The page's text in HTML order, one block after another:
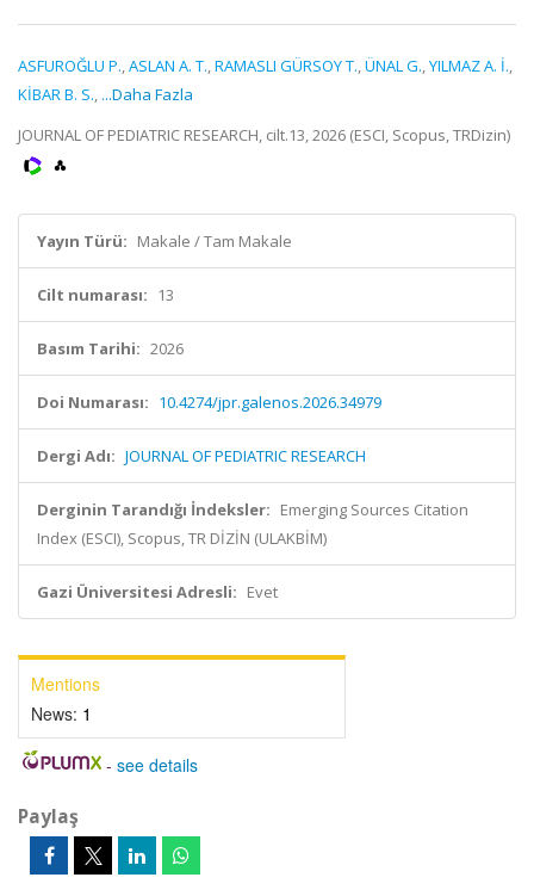
ASFUROĞLU P.,ASLAN A. T.,RAMASLI GÜRSOY T.,ÜNAL G.,YILMAZ A. İ.,
KİBAR B. S., ...Daha Fazla
JOURNAL OF PEDIATRIC RESEARCH, cilt.13, 2026 (ESCI, Scopus, TRDizin)
Yayın Türü: Makale / Tam Makale
Cilt numarası: 13
Basım Tarihi: 2026
Doi Numarası: 10.4274/jpr.galenos.2026.34979
Dergi Adı: JOURNAL OF PEDIATRIC RESEARCH
Derginin Tarandığı İndeksler: Emerging Sources Citation
Index (ESCI), Scopus, TR DİZİN (ULAKBİM)
Gazi Üniversitesi Adresli: Evet
Mentions
News: 1
- see details
Paylaş